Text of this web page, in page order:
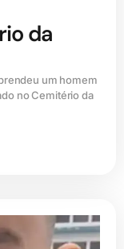
da
um homem
no Cemitério da